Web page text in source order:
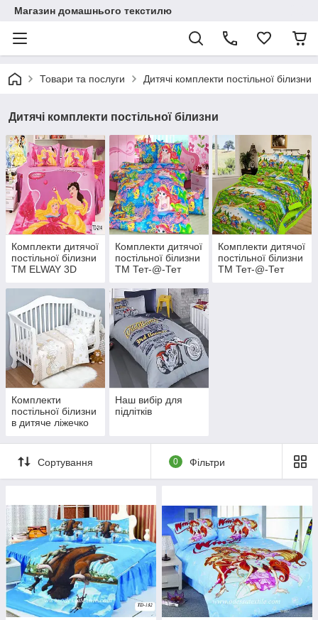
Магазин домашнього текстилю
Товари та послуги Дитячі комплекти постільної білизни
Дитячі комплекти постільної білизни
Комплекти дитячої
постільної білизни
ТМ ELWAY 3D
Комплекти дитячої
постільної білизни
ТМ Тет-@-Тет
Комплекти дитячої
постільної білизни
ТМ Тет-@-Тет
Комплекти
постільної білизни
в дитяче ліжечко
Наш вибір для
підлітків
Сортування 0 Фільтри